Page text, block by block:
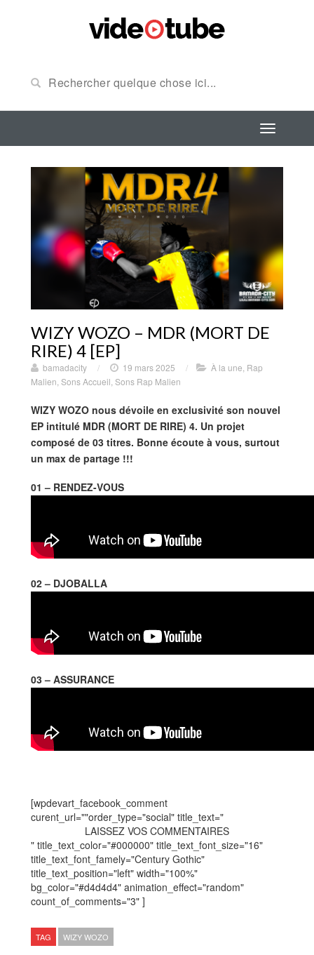
WIZY WOZO – MDR (MORT DE
RIRE) 4 [EP]
bamadacity / 19 mars 2025 / À la une Rap
Malien Sons Accueil Sons Rap Malien
WIZY WOZO nous dévoile en exclusivité son nouvel
EP intitulé MDR (MORT DE RIRE) 4. Un projet
composé de 03 titres. Bonne écoute à vous, surtout
un max de partage !!!
01 – RENDEZ-VOUS
02 – DJOBALLA
03 – ASSURANCE
[wpdevart_facebook_comment
curent_url=""order_type="social" title_text="
LAISSEZ VOS COMMENTAIRES
" title_text_color="#000000" title_text_font_size="16"
title_text_font_famely="Century Gothic"
title_text_position="left" width="100%"
bg_color="#d4d4d4" animation_effect="random"
count_of_comments="3" ]
TAG WIZY WOZO